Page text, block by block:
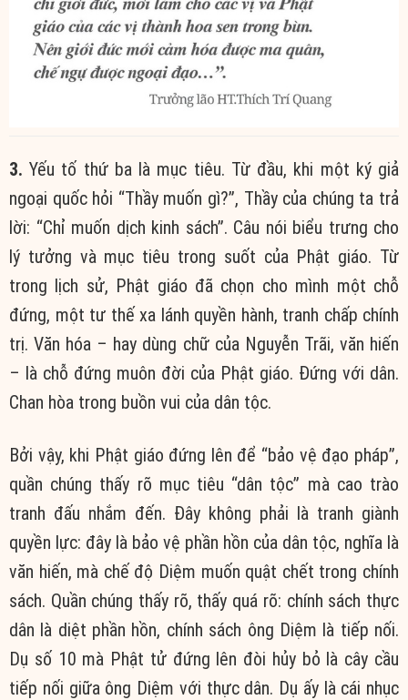
3. Yếu tố thứ ba là mục tiêu. Từ đầu, khi một ký giả
ngoại quốc hỏi “Thầy muốn gì?”, Thầy của chúng ta trả
lời: “Chỉ muốn dịch kinh sách”. Câu nói biểu trưng cho
lý tưởng và mục tiêu trong suốt của Phật giáo. Từ
trong lịch sử, Phật giáo đã chọn cho mình một chỗ
đứng, một tư thế xa lánh quyền hành, tranh chấp chính
trị. Văn hóa – hay dùng chữ của Nguyễn Trãi, văn hiến
– là chỗ đứng muôn đời của Phật giáo. Đứng với dân.
Chan hòa trong buồn vui của dân tộc.
Bởi vậy, khi Phật giáo đứng lên để “bảo vệ đạo pháp”,
quần chúng thấy rõ mục tiêu “dân tộc” mà cao trào
tranh đấu nhắm đến. Đây không phải là tranh giành
quyền lực: đây là bảo vệ phần hồn của dân tộc, nghĩa là
văn hiến, mà chế độ Diệm muốn quật chết trong chính
sách. Quần chúng thấy rõ, thấy quá rõ: chính sách thực
dân là diệt phần hồn, chính sách ông Diệm là tiếp nối.
Dụ số 10 mà Phật tử đứng lên đòi hủy bỏ là cây cầu
tiếp nối giữa ông Diệm với thực dân. Dụ ấy là cái nhục